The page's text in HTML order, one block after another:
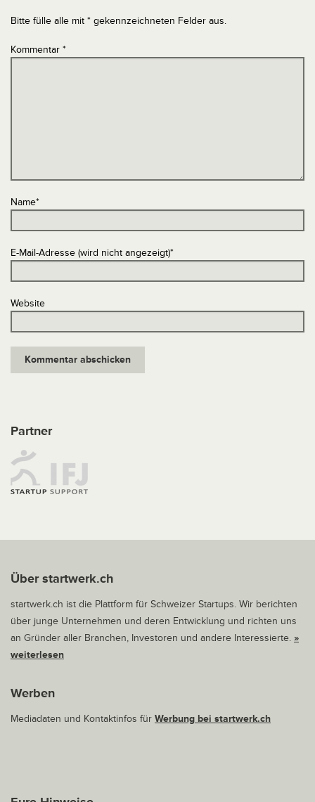
Bitte fülle alle mit * gekennzeichneten Felder aus.
Kommentar *
Name*
E-Mail-Adresse (wird nicht angezeigt)*
Website
Partner
Über startwerk.ch
startwerk.ch ist die Plattform für Schweizer Startups. Wir berichten
über junge Unternehmen und deren Entwicklung und richten uns
an Gründer aller Branchen, Investoren und andere Interessierte. »
weiterlesen
Werben
Mediadaten und Kontaktinfos für Werbung bei startwerk.ch